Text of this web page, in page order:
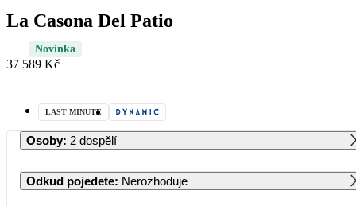
La Casona Del Patio
Novinka
37 589 Kč
LAST MINUTE
Osoby: 2 dospělí
Odkud pojedete: Nerozhoduje